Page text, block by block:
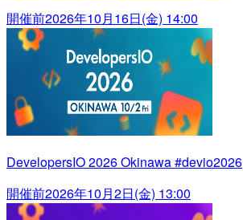
開催前2026年10月16日(金) 14:00
DevelopersIO 2026 Okinawa #devio2026
開催前2026年10月2日(金) 13:00